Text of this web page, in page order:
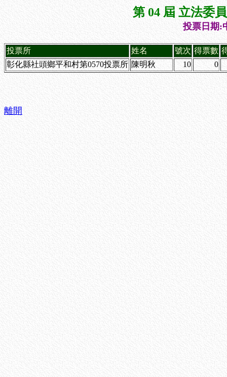
第 04 屆 立法委
投票日期:
投票所 姓名 號次 得票數
彰化縣社頭鄉平和村第0570投票所 陳明秋 10 0
離開